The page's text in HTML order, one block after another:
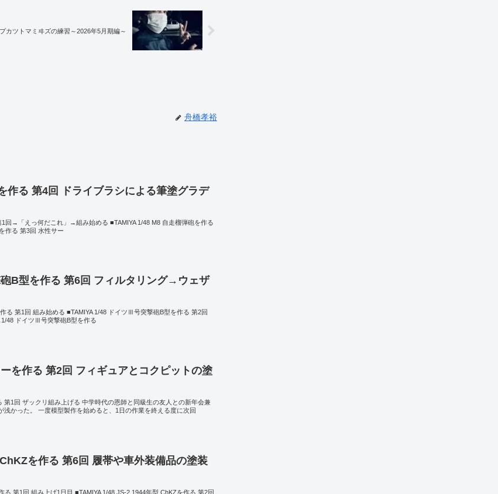
カツトマミヰズの練習～2026年5月期編～
舟橋孝裕
作る 第4回 ドライブラシによる筆塗グラデ
1回→「えっ何だこれ」→組み始める ■TAMIYA 1/48 M8 自走榴弾砲を作る
作る 第3回 水性サー
B型を作る 第6回 フィルタリング→ウェザ
る 第1回 組み始める ■TAMIYA 1/48 ドイツⅢ号突撃砲B型を作る 第2回
48 ドイツⅢ号突撃砲B型を作る
を作る 第2回 フィギュアとコクピットの塗
第1回 ザックリ組み上げる 中学時代の恩師と同級生の友人との新年会兼
かった。 一度模型製作を始めると、1日の作業を終える度に次回
を作る 第6回 履帯や車外装備品の塗装
る 第1回 組み上げ1日目 ■TAMIYA 1/48 JS-2 1944年型 ChKZを作る 第2回